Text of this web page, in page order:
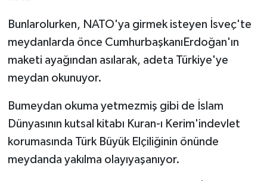
Bunlarolurken, NATO'ya girmek isteyen İsveç'te
meydanlarda önce CumhurbaşkanıErdoğan'ın
maketi ayağından asılarak, adeta Türkiye'ye
meydan okunuyor.
Bumeydan okuma yetmezmiş gibi de İslam
Dünyasının kutsal kitabı Kuran-ı Kerim'indevlet
korumasında Türk Büyük Elçiliğinin önünde
meydanda yakılma olayıyaşanıyor.